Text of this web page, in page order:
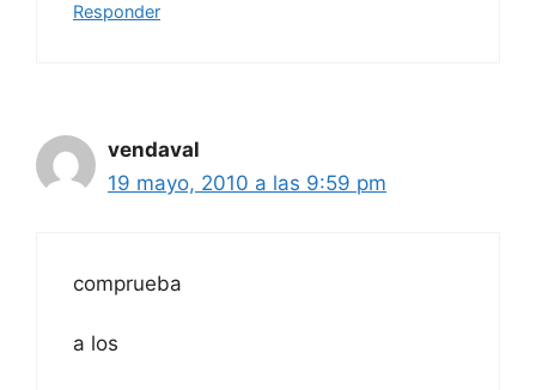
Responder
vendaval
19 mayo, 2010 a las 9:59 pm
comprueba
a los